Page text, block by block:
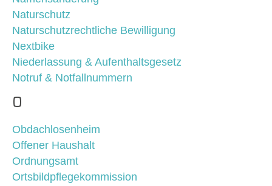
Naturschutz
Naturschutzrechtliche Bewilligung
Nextbike
Niederlassung & Aufenthaltsgesetz
Notruf & Notfallnummern
O
Obdachlosenheim
Offener Haushalt
Ordnungsamt
Ortsbildpflegekommission